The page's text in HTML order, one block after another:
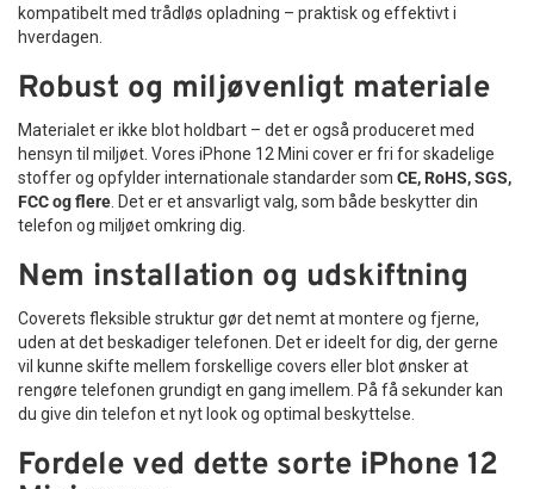
kompatibelt med trådløs opladning – praktisk og effektivt i
hverdagen.
Robust og miljøvenligt materiale
Materialet er ikke blot holdbart – det er også produceret med
hensyn til miljøet. Vores iPhone 12 Mini cover er fri for skadelige
stoffer og opfylder internationale standarder som CE, RoHS, SGS,
FCC og flere . Det er et ansvarligt valg, som både beskytter din
telefon og miljøet omkring dig.
Nem installation og udskiftning
Coverets fleksible struktur gør det nemt at montere og fjerne,
uden at det beskadiger telefonen. Det er ideelt for dig, der gerne
vil kunne skifte mellem forskellige covers eller blot ønsker at
rengøre telefonen grundigt en gang imellem. På få sekunder kan
du give din telefon et nyt look og optimal beskyttelse.
Fordele ved dette sorte iPhone 12